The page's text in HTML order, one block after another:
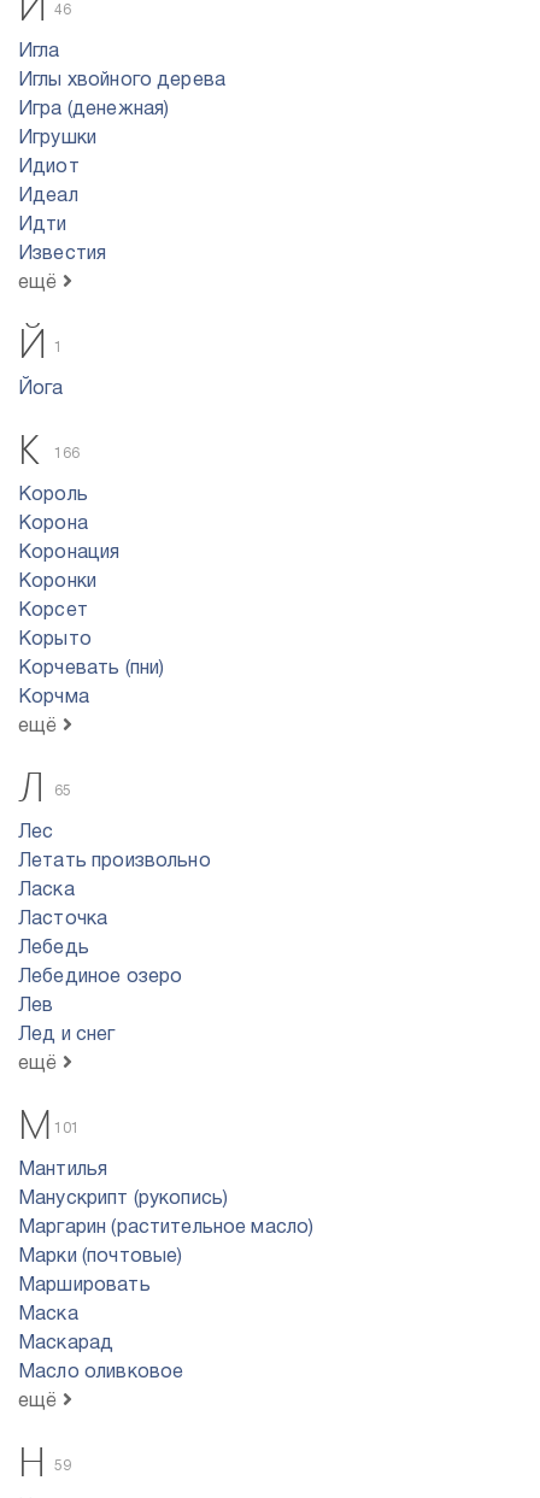
46
Игла
Иглы хвойного дерева
Игра (денежная)
Игрушки
Идиот
Идеал
Идти
Известия
ещё
Й 1
Йога
К 166
Король
Корона
Коронация
Коронки
Корсет
Корыто
Корчевать (пни)
Корчма
ещё
Л 65
Лес
Летать произвольно
Ласка
Ласточка
Лебедь
Лебединое озеро
Лев
Лед и снег
ещё
М 101
Мантилья
Манускрипт (рукопись)
Маргарин (растительное масло)
Марки (почтовые)
Маршировать
Маска
Маскарад
Масло оливковое
ещё
Н 59